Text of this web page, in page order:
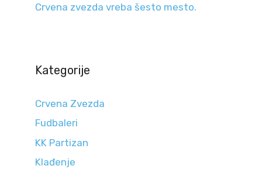
Crvena zvezda vreba šesto mesto.
Kategorije
Crvena Zvezda
Fudbaleri
KK Partizan
Klađenje